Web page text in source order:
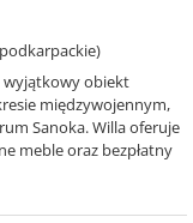
wyjątkowy obiekt
międzywojennym,
Sanoka. Willa oferuje
meble oraz bezpłatny